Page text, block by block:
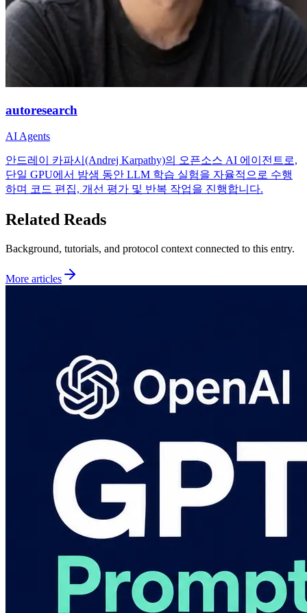
autoresearch
AI Agents
안드레이 카파시(Andrej Karpathy)의 오픈소스 AI 에이전트로,
단일 GPU에서 밤샘 동안 LLM 학습 실험을 자율적으로 수행
하며 코드 편집, 개선 평가 및 반복 작업을 진행합니다.
Related Reads
Background, tutorials, and protocol context connected to this entry.
More articles